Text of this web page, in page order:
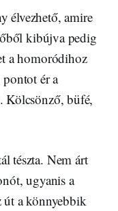
élvezhető, amire
kibújva pedig
a homoródihoz
ér a
Kölcsönző, büfé,
tészta. Nem árt
ugyanis a
út a könnyebbik